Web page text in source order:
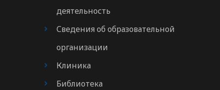
деятельность
Сведения об образовательной
организации
Клиника
Библиотека